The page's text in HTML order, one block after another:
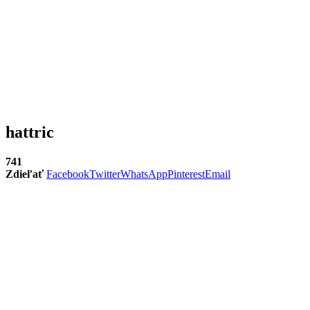
hattric
741
Zdieľať FacebookTwitterWhatsAppPinterestEmail